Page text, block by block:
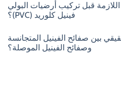
قبل تركيب أرضيات البولي
فينيل كلوريد (PVC)؟
بين صفائح الفينيل المتجانسة
وصفائح الفينيل الموصلة؟